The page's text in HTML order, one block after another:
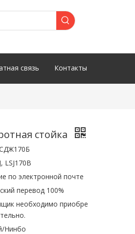
связь Контакты
стойка
LSJ170B
по электронной почте
перевод 100%
необходимо приобре
Нинбо